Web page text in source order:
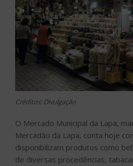
Créditos: Divulgação
O Mercado Municipal da Lapa,
Mercadão da Lapa, conta hoje
disponibilizam produtos como
de diversas procedências,